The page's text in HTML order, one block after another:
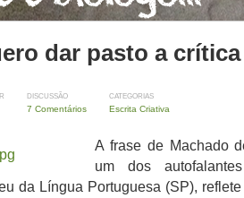
dar pasto a
DISCUSSÃO
7 Comentários
CATEGORIAS
Escrita Criativa
A frase de Machado
um dos
da Língua Portuguesa (SP),